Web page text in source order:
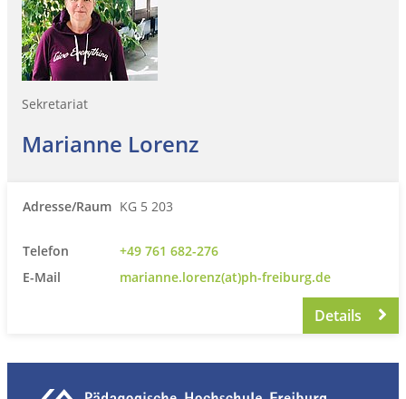
Sekretariat
Marianne Lorenz
Adresse/Raum KG 5 203
Telefon
+49 761 682-276
E-Mail
marianne.lorenz(at)ph-freiburg.de
Details